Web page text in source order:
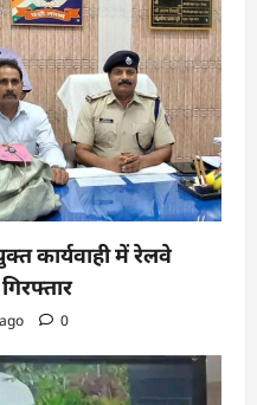
कार्यवाही में रेलवे
0